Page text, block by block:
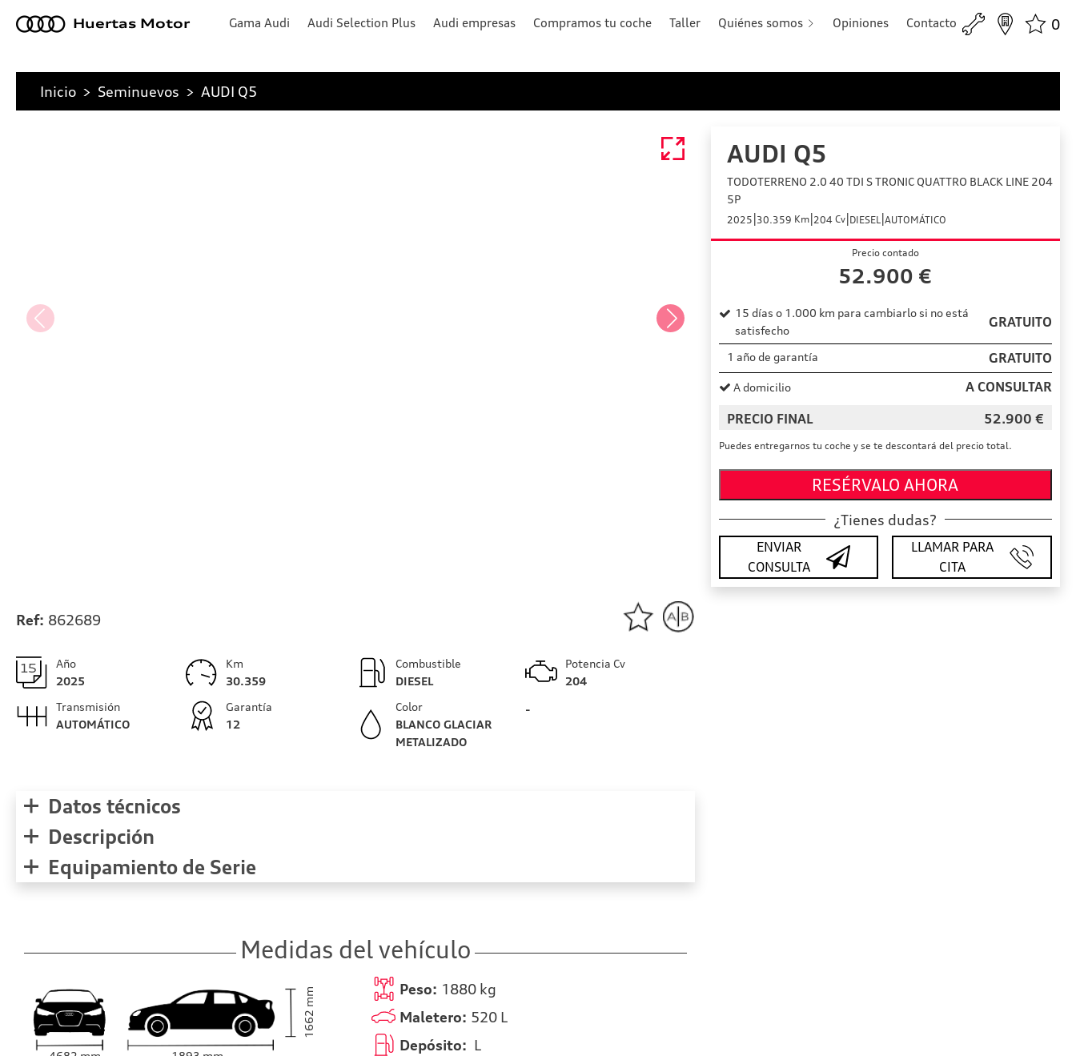
a Huertas Motor Gama Audi Audi Selection Plus Audi empresas Compramos tu coche Taller Quiénes somos Opiniones Contacto 0
Inicio > Seminuevos > AUDI Q5
Ref: 862689
Año
2025
Km
30.359
Combustible
DIESEL
Potencia Cv
204
Transmisión
AUTOMÁTICO
Garantía
12
Color
BLANCO GLACIAR
METALIZADO
-
Datos técnicos
Descripción
Equipamiento de Serie
Medidas del vehículo
1662
mm Peso: 1880kg
Maletero: 520L
Depósito: L
AUDI Q5
TODOTERRENO 2.0 40 TDI S TRONIC QUATTRO BLACK LINE 204
5P
2025 |30.359 Km|204Cv|DIESEL |AUTOMÁTICO
Precio contado
52.900 €
15 días o 1.000 km para cambiarlo si no está
satisfecho
GRATUITO
1 año de garantía GRATUITO
A domicilio
A CONSULTAR
PRECIO FINAL
52.900 €
Puedes entregarnos tu coche y se te descontará del precio total.
RESÉRVALO AHORA
¿Tienes dudas?
ENVIAR
CONSULTA
LLAMAR PARA
CITA